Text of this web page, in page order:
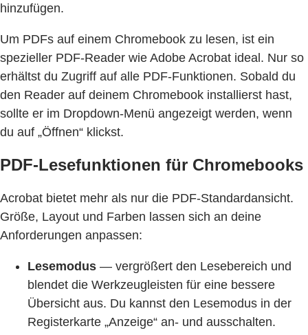
hinzufügen.
Um PDFs auf einem Chromebook zu lesen, ist ein
spezieller PDF-Reader wie Adobe Acrobat ideal. Nur so
erhältst du Zugriff auf alle PDF-Funktionen. Sobald du
den Reader auf deinem Chromebook installierst hast,
sollte er im Dropdown-Menü angezeigt werden, wenn
du auf „Öffnen“ klickst.
PDF-Lesefunktionen für Chromebooks
Acrobat bietet mehr als nur die PDF-Standardansicht.
Größe, Layout und Farben lassen sich an deine
Anforderungen anpassen:
Lesemodus — vergrößert den Lesebereich und
blendet die Werkzeugleisten für eine bessere
Übersicht aus. Du kannst den Lesemodus in der
Registerkarte „Anzeige“ an- und ausschalten.